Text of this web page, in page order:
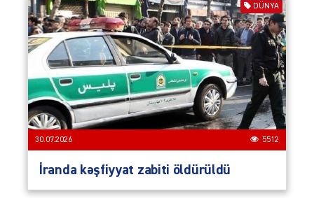
DÜNYA
30.07.2026 5512
İranda kəşfiyyat zabiti öldürüldü